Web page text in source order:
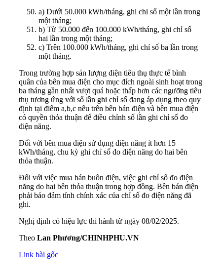
a) Dưới 50.000 kWh/tháng, ghi chi số một lần trong
một tháng;
b) Từ 50.000 đến 100.000 kWh/tháng, ghi chỉ số
hai lần trong một tháng;
c) Trên 100.000 kWh/tháng, ghi chỉ số ba lần trong
một tháng.
Trong trường hợp sản lượng điện tiêu thụ thực tế bình
quân của bên mua điện cho mục đích ngoài sinh hoạt trong
ba tháng gần nhất vượt quá hoặc thấp hơn các ngưỡng tiêu
thụ tương ứng với số lần ghi chỉ số đang áp dụng theo quy
định tại điểm a,b,c nêu trên bên bán điện và bên mua điện
có quyền thỏa thuận để điều chỉnh số lần ghi chỉ số đo
điện năng.
Đối với bên mua điện sử dụng điện năng ít hơn 15
kWh/tháng, chu kỳ ghi chỉ số đo điện năng do hai bên
thỏa thuận.
Đối với việc mua bán buôn điện, việc ghi chỉ số đo điện
năng do hai bên thỏa thuận trong hợp đồng. Bên bán điện
phải bảo đảm tính chính xác của chỉ số đo điện năng đã
ghi.
Nghị định có hiệu lực thi hành từ ngày 08/02/2025.
Theo Lan Phương/CHINHPHU.VN
Link bài gốc